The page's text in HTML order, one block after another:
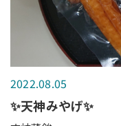
2022.08.05
✨天神みやげ✨